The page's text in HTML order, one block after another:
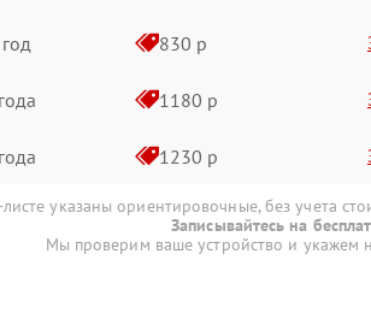
830 р
1180 р
1230 р
указаны ориентировочные, без учета
Записывайтесь на
Мы проверим ваше устройство и укажем